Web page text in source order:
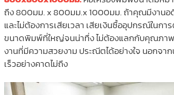
ถึง 800มม. x 800มม.x 1000มม. ถ้าคุณมีงาน
และไม่ต้องการเสียเวลา เสียเงินซื้ออุปกรณ์ในก
ขนาดพิมพ์ที่ใหญ่จนน่าทึ่ง ไม่ต้องแลกกับคุณภา
งานที่มีความสวยงาม ประณีตได้อย่างใจ นอกจา
เร็วอย่างคาดไม่ถึง